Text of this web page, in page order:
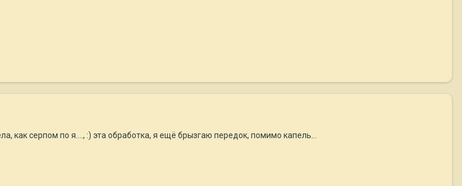
как серпом по я...., :) эта обработка, я ещё брызгаю передок, помимо капель...